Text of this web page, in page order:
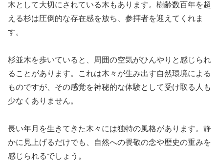
木として大切にされている木もあります。樹齢数百年を超
える杉は圧倒的な存在感を放ち、参拝者を迎えてくれま
す。
杉並木を歩いていると、周囲の空気がひんやりと感じられ
ることがあります。これは木々が生み出す自然環境による
ものですが、その感覚を神秘的な体験として受け取る人も
少なくありません。
長い年月を生きてきた木々には独特の風格があります。静
かに見上げるだけでも、自然への畏敬の念や歴史の重みを
感じられるでしょう。